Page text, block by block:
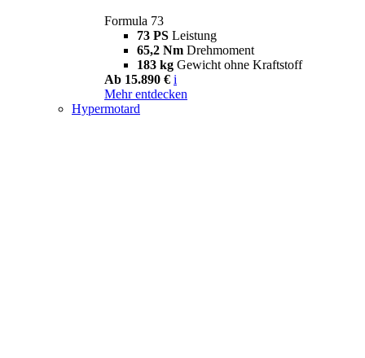
Formula 73
73 PS Leistung
65,2 Nm Drehmoment
183 kg Gewicht ohne Kraftstoff
Ab 15.890 € i
Mehr entdecken
Hypermotard